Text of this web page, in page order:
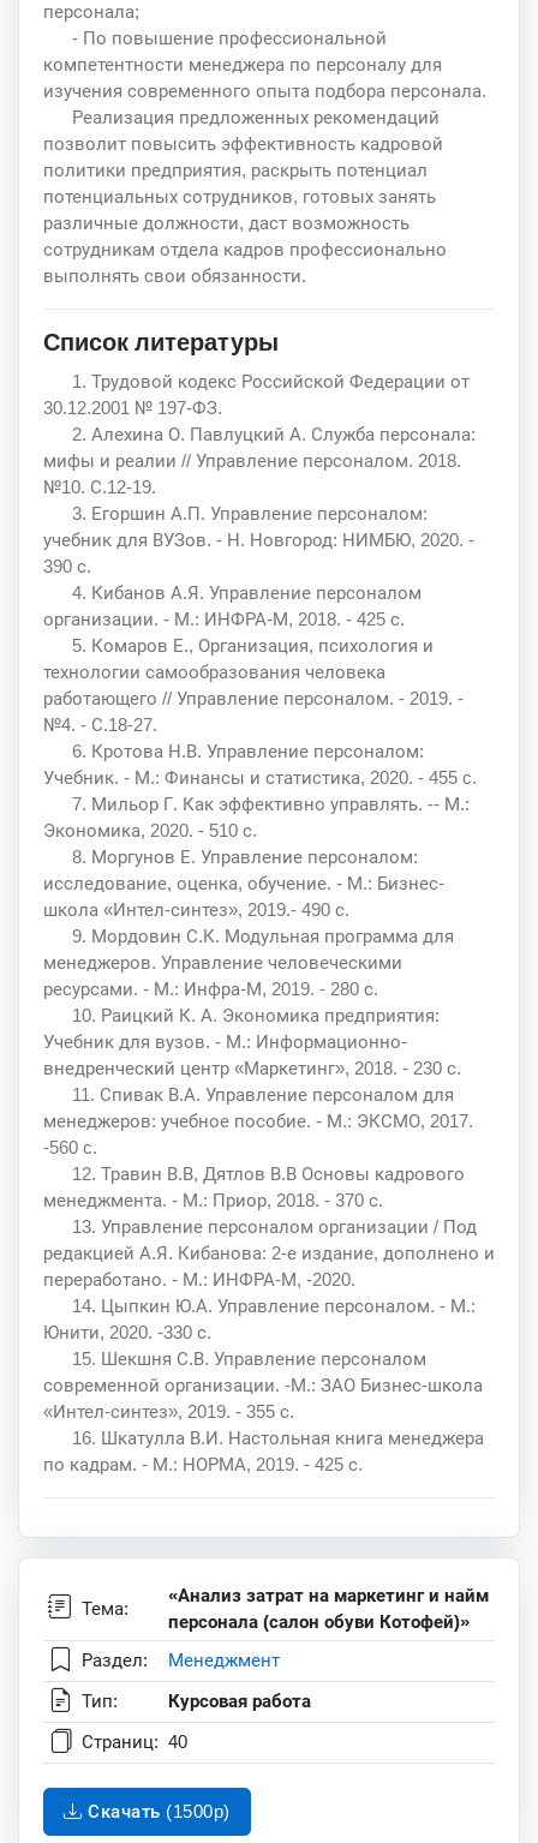
персонала;
- По повышение профессиональной
компетентности менеджера по персоналу для
изучения современного опыта подбора персонала.
Реализация предложенных рекомендаций
позволит повысить эффективность кадровой
политики предприятия, раскрыть потенциал
потенциальных сотрудников, готовых занять
различные должности, даст возможность
сотрудникам отдела кадров профессионально
выполнять свои обязанности.
Список литературы
1. Трудовой кодекс Российской Федерации от
30.12.2001 № 197-ФЗ.
2. Алехина О. Павлуцкий А. Служба персонала:
мифы и реалии // Управление персоналом. 2018.
№10. С.12-19.
3. Егоршин А.П. Управление персоналом:
учебник для ВУЗов. - Н. Новгород: НИМБЮ, 2020. -
390 с.
4. Кибанов А.Я. Управление персоналом
организации. - М.: ИНФРА-М, 2018. - 425 с.
5. Комаров Е., Организация, психология и
технологии самообразования человека
работающего // Управление персоналом. - 2019. -
№4. - С.18-27.
6. Кротова Н.В. Управление персоналом:
Учебник. - М.: Финансы и статистика, 2020. - 455 c.
7. Мильор Г. Как эффективно управлять. -- М.:
Экономика, 2020. - 510 с.
8. Моргунов Е. Управление персоналом:
исследование, оценка, обучение. - М.: Бизнес-
школа «Интел-синтез», 2019.- 490 с.
9. Мордовин С.К. Модульная программа для
менеджеров. Управление человеческими
ресурсами. - М.: Инфра-М, 2019. - 280 с.
10. Раицкий К. А. Экономика предприятия:
Учебник для вузов. - М.: Информационно-
внедренческий центр «Маркетинг», 2018. - 230 с.
11. Спивак В.А. Управление персоналом для
менеджеров: учебное пособие. - М.: ЭКСМО, 2017.
-560 c.
12. Травин В.В, Дятлов В.В Основы кадрового
менеджмента. - М.: Приор, 2018. - 370 с.
13. Управление персоналом организации / Под
редакцией А.Я. Кибанова: 2-е издание, дополнено и
переработано. - М.: ИНФРА-М, -2020.
14. Цыпкин Ю.А. Управление персоналом. - М.:
Юнити, 2020. -330 с.
15. Шекшня С.В. Управление персоналом
современной организации. -М.: ЗАО Бизнес-школа
«Интел-синтез», 2019. - 355 с.
16. Шкатулла В.И. Настольная книга менеджера
по кадрам. - М.: НОРМА, 2019. - 425 с.
Тема:
«Анализ затрат на маркетинг и найм
персонала (салон обуви Котофей)»
Раздел:
Менеджмент
Тип:
Курсовая работа
Страниц: 40
Скачать (1500p)